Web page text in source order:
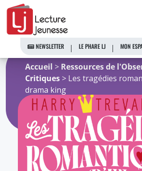
Aller
contenu
NEWSLETTER LE PHARE LJ MON
Accueil > Ressources de
Critiques > Les tragédies
drama king